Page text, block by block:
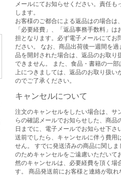
メールにてお知らせください。責任も
します。
お客様のご都合による返品はの場合は
「必要経費」、「返品事務手数料」は
担となります。必ず電子メールにてお
ださい。 なお、商品出荷後一週間を過
品を開封された場合は、返品のお取り
できません。 また、食品・書籍の一部
上につきましては、返品のお取り扱い
のでご了承ください。
キャンセルについて
注文のキャンセルをしたい場合は、サ
らの確認メールでお知らせした、商品
日までに、電子メールでお知らせ下さ
送前でしたら、キャンセルに伴う費用
せん。 すでに発送済みの商品に関しま
のためキャンセルをご遠慮いただいて
然のキャンセルは、必要経費を頂く場
す。 商品発送前にお客様と連絡が取れ